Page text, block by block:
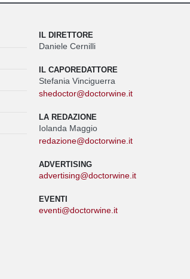
IL DIRETTORE
Daniele Cernilli
IL CAPOREDATTORE
Stefania Vinciguerra
shedoctor@doctorwine.it
LA REDAZIONE
Iolanda Maggio
redazione@doctorwine.it
ADVERTISING
advertising@doctorwine.it
EVENTI
eventi@doctorwine.it